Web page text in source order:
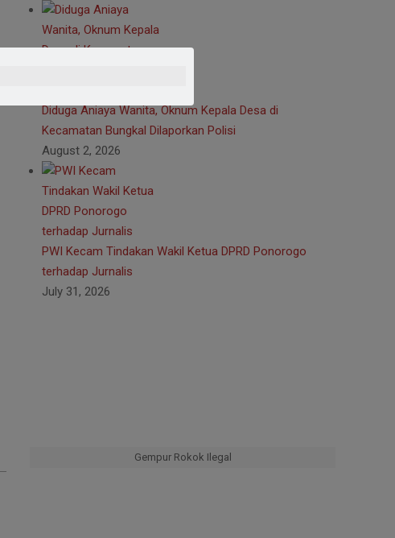
Diduga Aniaya Wanita, Oknum Kepala Desa di
Kecamatan Bungkal Dilaporkan Polisi
August 2, 2026
PWI Kecam Tindakan Wakil Ketua DPRD Ponorogo
terhadap Jurnalis
July 31, 2026
Gempur Rokok Ilegal